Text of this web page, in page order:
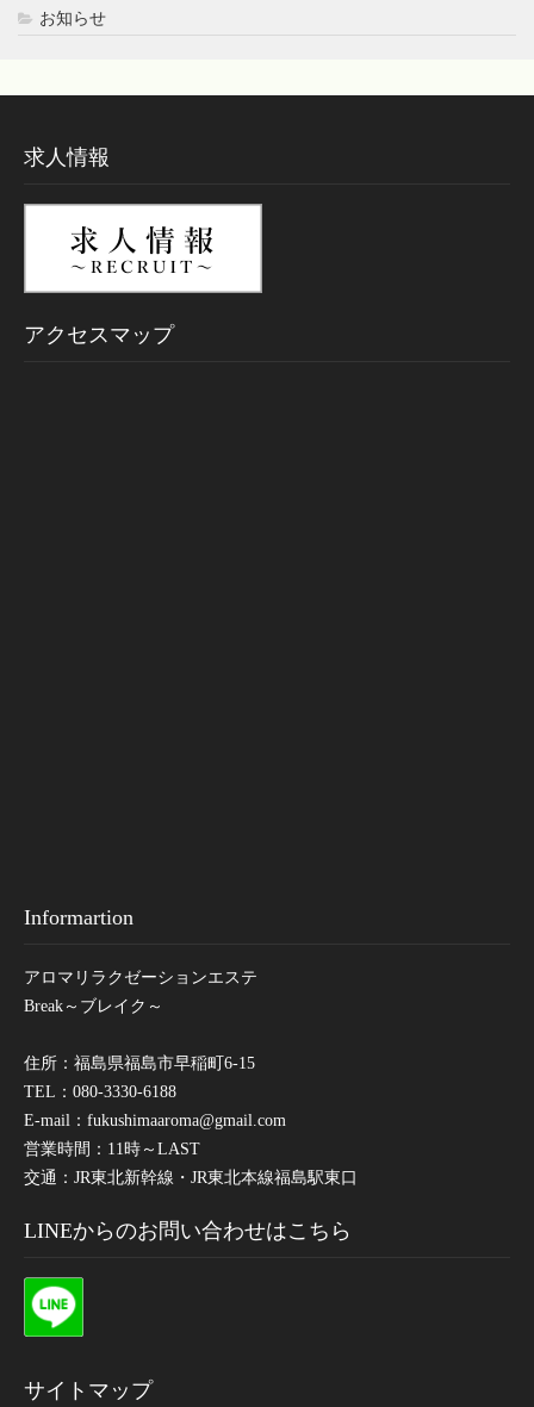
お知らせ
求人情報
アクセスマップ
Informartion
アロマリラクゼーションエステ
Break～ブレイク～
住所：福島県福島市早稲町6-15
TEL：080-3330-6188
E-mail： fukushimaaroma@gmail.com
営業時間：11時～LAST
交通：JR東北新幹線・JR東北本線福島駅東口
LINEからのお問い合わせはこちら
サイトマップ